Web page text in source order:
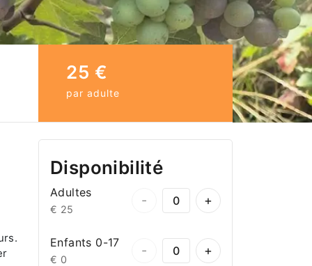
25 €
par adulte
Disponibilité
Adultes
€ 25
- +
Enfants 0-17
€ 0
- +